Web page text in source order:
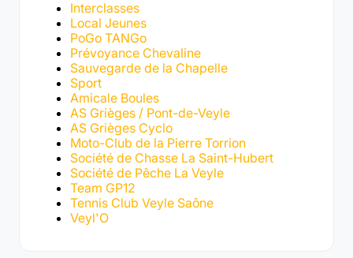
Interclasses
Local Jeunes
PoGo TANGo
Prévoyance Chevaline
Sauvegarde de la Chapelle
Sport
Amicale Boules
AS Grièges / Pont-de-Veyle
AS Grièges Cyclo
Moto-Club de la Pierre Torrion
Société de Chasse La Saint-Hubert
Société de Pêche La Veyle
Team GP12
Tennis Club Veyle Saône
Veyl'O